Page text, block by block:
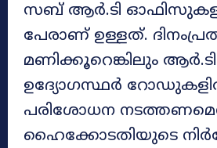
സബ് ആർ.ടി
പേരാണ് ഉള്ളത്.
മണിക്കൂറെങ്കിലും
ഉദ്യോഗസ്ഥർ
പരിശോധന
ഹൈക്കോടതിയുടെ